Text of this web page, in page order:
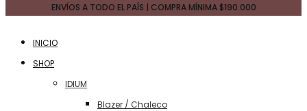
ENVÍOS A TODO EL PAÍS | COMPRA MÍNIMA $190.000
INICIO
SHOP
IDIUM
Blazer / Chaleco